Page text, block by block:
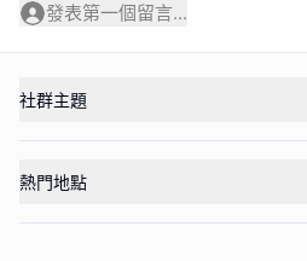
發表第一個留言...
社群主題
熱門地點